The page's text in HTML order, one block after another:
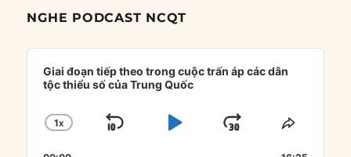
NGHE PODCAST NCQT
Audio
Player
Giai đoạn tiếp theo trong cuộc trấn áp các dân
tộc thiểu số của Trung Quốc
CHANGE
1X
SKIP
PLAYJUMPSHARE